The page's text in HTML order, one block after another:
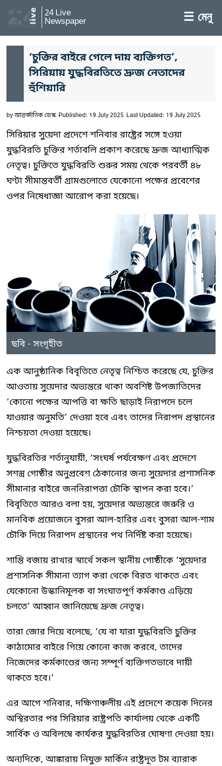
24 Live
Newspaper ☰ মেনু
‘চুক্তির বাইরে গেলে দায় ব্যক্তিগত’,
সিরিয়ায় যুদ্ধবিরতিতে দ্রুজ নেতাদের
হুঁশিয়ারি
byআন্তর্জাতিক ডেস্ক Published: 19 July 2025 Last Updated: 19 July 2025
সিরিয়ার সুয়েদা প্রদেশে শনিবার রাষ্ট্রের সঙ্গে হওয়া
যুদ্ধবিরতি চুক্তির শর্তাবলি প্রকাশ করেছে দ্রুজ আধ্যাত্মিক
নেতৃত্ব। চুক্তিতে যুদ্ধবিরতি শুরুর সময় থেকে পরবর্তী ৪৮
ঘণ্টা সীমান্তবর্তী গ্রামগুলোতে যেকোনো পক্ষের প্রবেশের
ওপর নিষেধাজ্ঞা আরোপ করা হয়েছে।
ছবি - সংগৃহীত
এক আনুষ্ঠানিক বিবৃতিতে নেতৃত্ব নিশ্চিত করেছে যে, চুক্তির
আওতায় সুয়েদার অভ্যন্তরে থাকা অবশিষ্ট উপজাতিদের
‘কোনো পক্ষের আপত্তি বা ক্ষতি ছাড়াই নিরাপদে চলে
যাওয়ার অনুমতি’ দেওয়া হবে এবং তাদের নিরাপদ প্রস্থানের
নিশ্চয়তা দেওয়া হয়েছে।
যুদ্ধবিরতির শর্তানুযায়ী, ‘সংঘর্ষ পর্যবেক্ষণ এবং প্রদেশে
সশস্ত্র গোষ্ঠীর অনুপ্রবেশ ঠেকানোর জন্য সুয়েদার প্রশাসনিক
সীমানার বাইরে জননিরাপত্তা চৌকি স্থাপন করা হবে।’
বিবৃতিতে আরও বলা হয়, সুয়েদার অভ্যন্তরে জরুরি ও
মানবিক প্রয়োজনে বুসরা আল-হারির এবং বুসরা আল-শাম
চৌকি দিয়ে নিরাপদ প্রস্থানের পথ নির্দিষ্ট করা হয়েছে।
শান্তি বজায় রাখার স্বার্থে সকল স্থানীয় গোষ্ঠীকে ‘সুয়েদার
প্রশাসনিক সীমানা ত্যাগ করা থেকে বিরত থাকতে এবং
যেকোনো উস্কানিমূলক বা সংঘাতপূর্ণ কর্মকাণ্ড এড়িয়ে
চলতে’ আহ্বান জানিয়েছে দ্রুজ নেতৃত্ব।
তারা জোর দিয়ে বলেছে, ‘যে বা যারা যুদ্ধবিরতি চুক্তির
কাঠামোর বাইরে গিয়ে কোনো কাজ করবে, তাদের
নিজেদের কর্মকাণ্ডের জন্য সম্পূর্ণ ব্যক্তিগতভাবে দায়ী
থাকতে হবে।’
এর আগে শনিবার, দক্ষিণাঞ্চলীয় এই প্রদেশে কয়েক দিনের
অস্থিরতার পর সিরিয়ার রাষ্ট্রপতি কার্যালয় থেকে একটি
সার্বিক ও অবিলম্বে কার্যকর যুদ্ধবিরতির ঘোষণা দেওয়া হয়।
অন্যদিকে, আঙ্কারায় নিযুক্ত মার্কিন রাষ্ট্রদূত টম ব্যারাক